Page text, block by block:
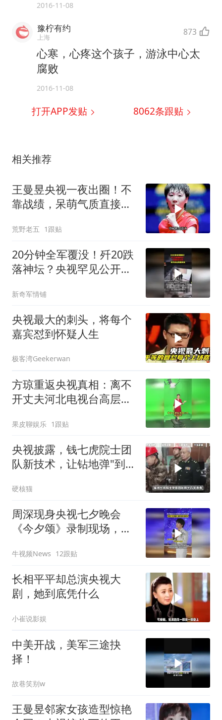
2016-11-08
豫柠有约
上海 873
心寒，心疼这个孩子，游泳中心太
腐败
2016-11-08
打开APP发贴 8062条跟贴
相关推荐
王曼昱央视一夜出圈！不
靠战绩，呆萌气质直接圈
荒野老五 1跟贴
20分钟全军覆没！歼20跌
落神坛？央视罕见公开，
新奇军情铺
央视最大的刺头，将每个
嘉宾怼到怀疑人生
极客湾Geekerwan
方琼重返央视真相：离不
开丈夫河北电视台高层的
果皮聊娱乐 1跟贴
央视披露，钱七虎院士团
队新技术，让钻地弹"到不
硬核猫
周深现身央视七夕晚会
《今夕颂》录制现场，全
磨舞台
牛视频News 12跟贴
长相平平却总演央视大
剧，她到底凭什么
小崔说影娱
中美开战，美军三途抉
择！
故巷笑别w
王曼昱邻家女孩造型惊艳